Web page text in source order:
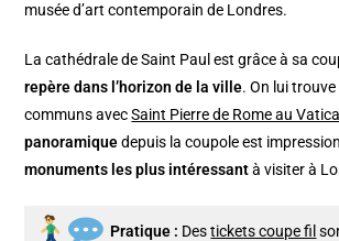
musée d’art contemporain de Londres.
La cathédrale de Saint Paul est grâce à sa
repère dans l’horizon de la ville. On lui
communs avecSaint Pierre de Rome au
panoramiquedepuis la coupole est
monuments les plus intéressantà visiter à
Pratique : Destickets coupe fil